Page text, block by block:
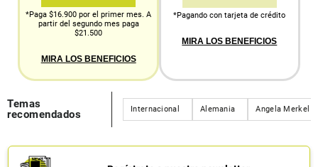
*Paga $16.900 por el primer mes. A
partir del segundo mes paga
$21.500
MIRA LOS BENEFICIOS
*Pagando con tarjeta de crédito
MIRA LOS BENEFICIOS
Temas
recomendados
Internacional Alemania Angela Merkel